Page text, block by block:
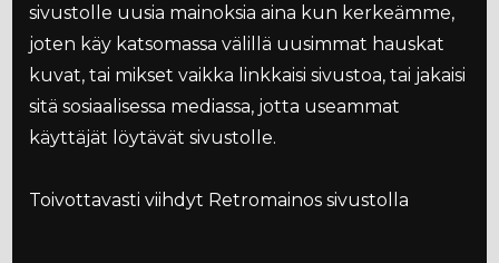
sivustolle uusia mainoksia aina kun kerkeämme,
joten käy katsomassa välillä uusimmat hauskat
kuvat, tai mikset vaikka linkkaisi sivustoa, tai jakaisi
sitä sosiaalisessa mediassa, jotta useammat
käyttäjät löytävät sivustolle.
Toivottavasti viihdyt Retromainos sivustolla